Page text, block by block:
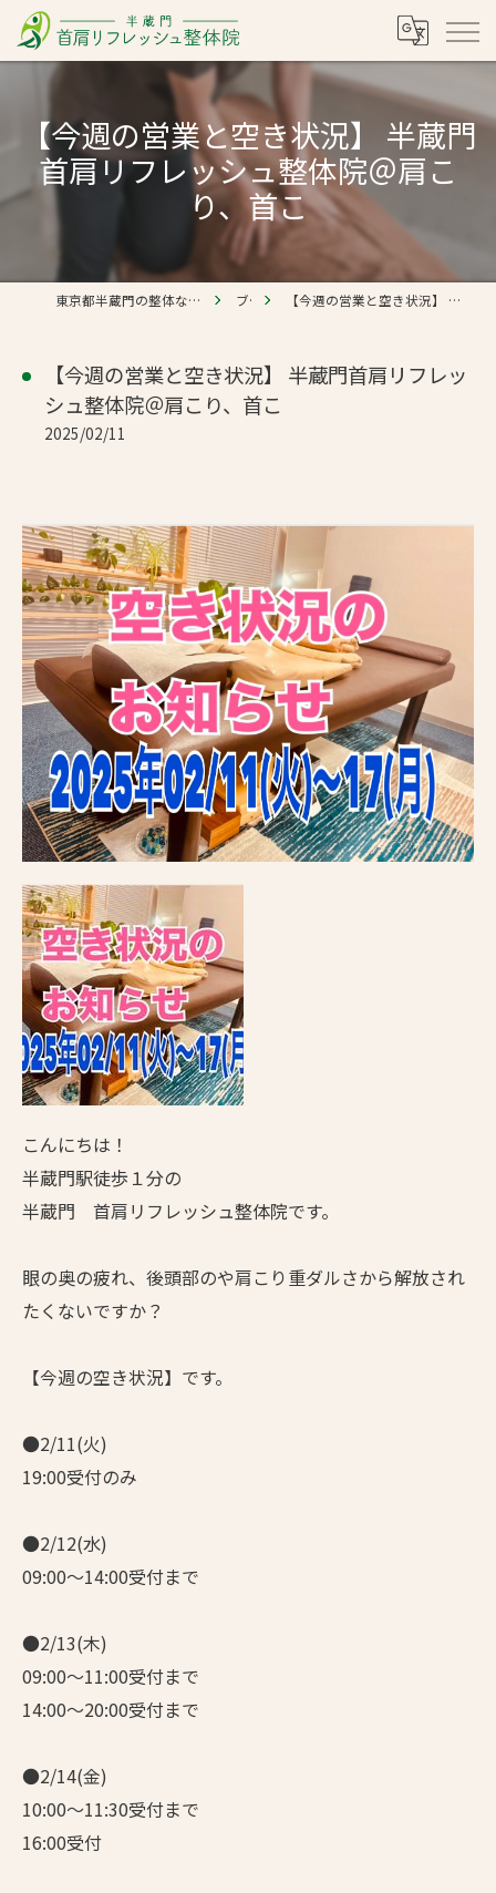
【今週の営業と空き状況】 半蔵門
首肩リフレッシュ整体院＠肩こ
り、首こ
東京都半蔵門の整体なら半蔵門 首肩リフレッシュ整体院 ブログ 【今週の営業と空き状況】 半蔵門首肩リフレッシュ整体院＠肩こり、首こ
【今週の営業と空き状況】 半蔵門首肩リフレッ
シュ整体院＠肩こり、首こ
2025/02/11
こんにちは！
半蔵門駅徒歩１分の
半蔵門 首肩リフレッシュ整体院です。
眼の奥の疲れ、後頭部のや肩こり重ダルさから解放され
たくないですか？
【今週の空き状況】です。
●2/11(火)
19:00受付のみ
●2/12(水)
09:00～14:00受付まで
●2/13(木)
09:00～11:00受付まで
14:00～20:00受付まで
●2/14(金)
10:00～11:30受付まで
16:00受付